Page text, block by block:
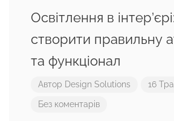
Освітлення в
створити правильну
та функціонал
Автор Design Solutions 16
Без коментарів